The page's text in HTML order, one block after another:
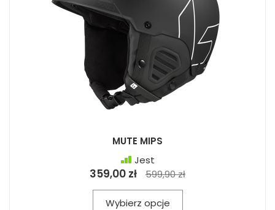
MUTE MIPS
Jest
359,00 zł 599,90 zł
Wybierz opcje